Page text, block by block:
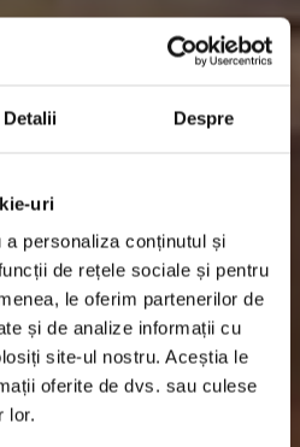
Detalii Despre
uri
personaliza conținutul și
de rețele sociale și pentru
le oferim partenerilor de
și de analize informații cu
site-ul nostru. Aceștia le
oferite de dvs. sau culese
lor.